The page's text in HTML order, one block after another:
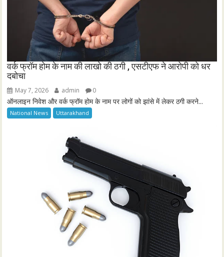
वर्क फ्रॉम होम के नाम की लाखो की ठगी , एसटीएफ ने आरोपी को धर
दबोचा
May 7, 2026 admin 0
ऑनलाइन निवेश और वर्क फ्रॉम होम के नाम पर लोगों को झांसे में लेकर ठगी करने...
National News Uttarakhand